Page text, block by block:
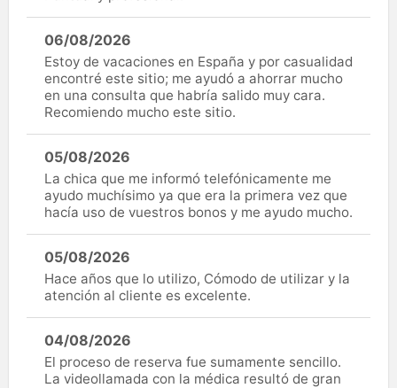
06/08/2026
Estoy de vacaciones en España y por casualidad
encontré este sitio; me ayudó a ahorrar mucho
en una consulta que habría salido muy cara.
Recomiendo mucho este sitio.
05/08/2026
La chica que me informó telefónicamente me
ayudo muchísimo ya que era la primera vez que
hacía uso de vuestros bonos y me ayudo mucho.
05/08/2026
Hace años que lo utilizo, Cómodo de utilizar y la
atención al cliente es excelente.
04/08/2026
El proceso de reserva fue sumamente sencillo.
La videollamada con la médica resultó de gran